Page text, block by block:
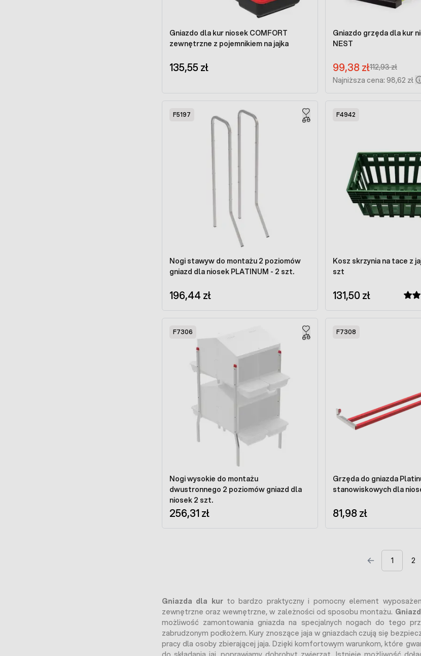
Gniazdo dla kur niosek COMFORT
zewnętrzne z pojemnikiem na jajka
135,55 zł
Gniazdo grzęda dla kur
NEST
Cena promocyjna:
99,38 złRegular Price:
112,93 zł
Najniższa cena: 98,62 zł
F5197
Nogi stawyw do montażu 2 poziomów
gniazd dla niosek PLATINUM - 2 szt.
196,44 zł
F4942
Kosz skrzynia na tace z
szt
131,50 zł
F7306
Nogi wysokie do montażu
dwustronnego 2 poziomów gniazd dla
niosek 2 szt.
256,31 zł
F7308
Grzęda do gniazda
stanowiskowych dla
81,98 zł
1 2
Gniazda dla kurto bardzo praktyczny i pomocny element
zewnętrzne oraz wewnętrzne, w zależności od sposobu montażu.
możliwość zamontowania gniazda na specjalnych nogach do tego
zabrudzonym podłożem. Kury znoszące jaja w gniazdach czują się
pracy dla osoby zbierającej jaja. Dzięki komfortowym warunkom, które